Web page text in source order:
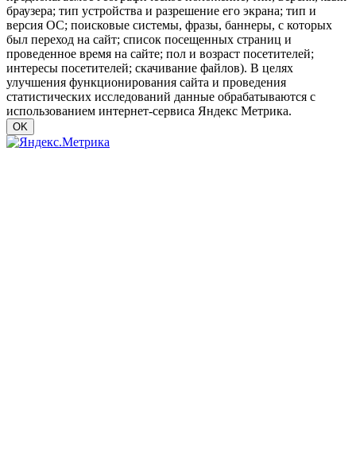
браузера; тип устройства и разрешение его экрана; тип и
версия ОС; поисковые системы, фразы, баннеры, с которых
был переход на сайт; список посещенных страниц и
проведенное время на сайте; пол и возраст посетителей;
интересы посетителей; скачивание файлов). В целях
улучшения функционирования сайта и проведения
статистических исследований данные обрабатываются с
использованием интернет-сервиса Яндекс Метрика.
OK